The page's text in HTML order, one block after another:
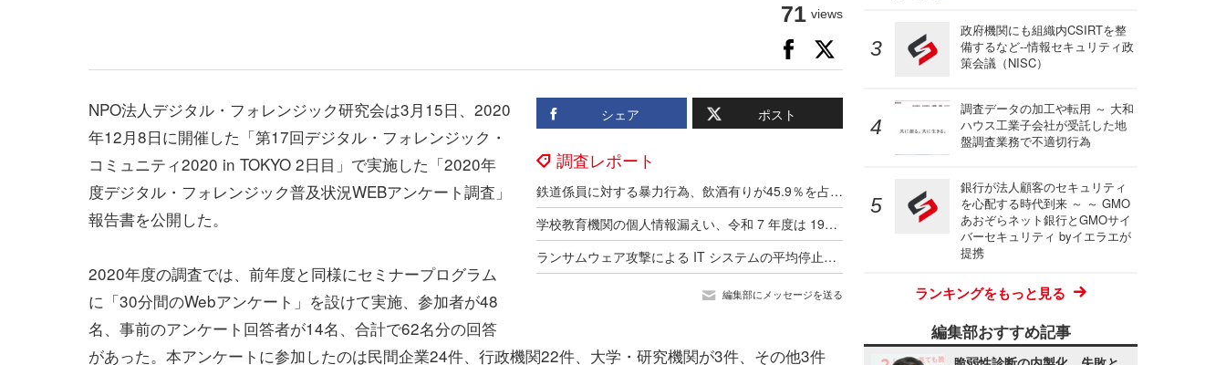
71 views
シェア ポスト
調査レポート
鉄道係員に対する暴力行為、飲酒有りが45.9％を占め 加害者年齢は60代以上が最多
学校教育機関の個人情報漏えい、令和 7 年度は 190件 のべ 31万人超に
ランサムウェア攻撃による IT システムの平均停止期間は 45 日間 ～ 東京海上ディーアール調査
編集部にメッセージを送る
NPO法人デジタル・フォレンジック研究会は3月15日、2020
年12月8日に開催した「第17回デジタル・フォレンジック・
コミュニティ2020 in TOKYO 2日目」で実施した「2020年
度デジタル・フォレンジック普及状況WEBアンケート調査」
報告書を公開した。
2020年度の調査では、前年度と同様にセミナープログラム
に「30分間のWebアンケート」を設けて実施、参加者が48
名、事前のアンケート回答者が14名、合計で62名分の回答
があった。本アンケートに参加したのは民間企業24件、行政機関22件、大学・研究機関が3件、その他3件
政府機関にも組織内CSIRTを整
備するなど--情報セキュリティ政
策会議（NISC）
調査データの加工や転用 ～ 大和
ハウス工業子会社が受託した地
盤調査業務で不適切行為
銀行が法人顧客のセキュリティ
を心配する時代到来 ～ ～ GMO
あおぞらネット銀行とGMOサイ
バーセキュリティ byイエラエが
提携
ランキングをもっと見る
編集部おすすめ記事